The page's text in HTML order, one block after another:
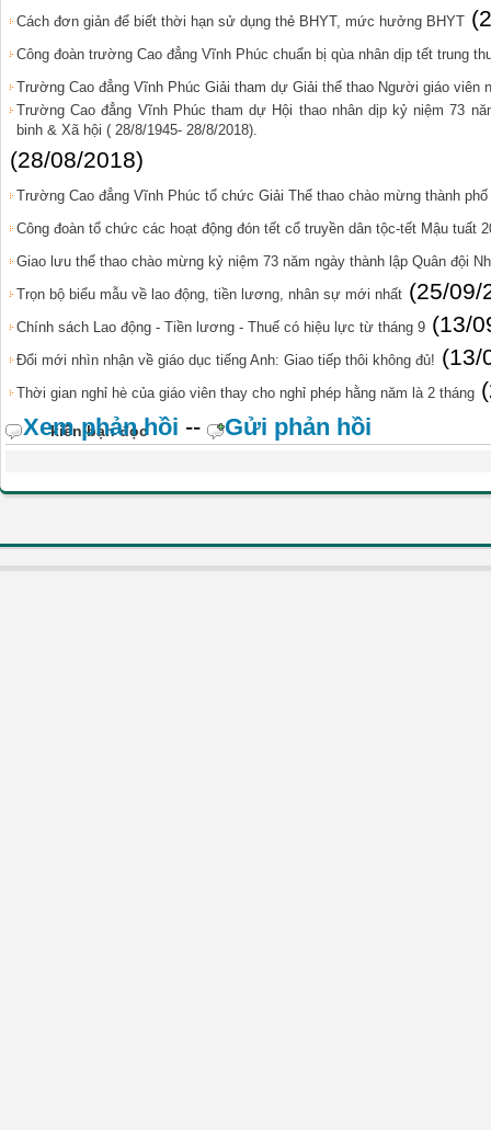
Cách đơn giản để biết thời hạn sử dụng thẻ BHYT, mức hưởng BHYT
Công đoàn trường Cao đẳng Vĩnh Phúc chuẩn bị qùa nhân dịp tết trung
Trường Cao đẳng Vĩnh Phúc Giải tham dự Giải thể thao Người giáo viên
Trường Cao đẳng Vĩnh Phúc tham dự Hội thao nhân dịp kỷ niệm 73
binh & Xã hội ( 28/8/1945- 28/8/2018).
(28/08/2018)
Trường Cao đẳng Vĩnh Phúc tổ chức Giải Thể thao chào mừng thành
Công đoàn tổ chức các hoạt động đón tết cổ truyền dân tộc-tết Mậu tuất
Giao lưu thể thao chào mừng kỷ niệm 73 năm ngày thành lập Quân đội
Trọn bộ biểu mẫu về lao động, tiền lương, nhân sự mới nhất (25/09/
Chính sách Lao động - Tiền lương - Thuế có hiệu lực từ tháng 9 (13/
Đổi mới nhìn nhận về giáo dục tiếng Anh: Giao tiếp thôi không đủ! (13/
Thời gian nghỉ hè của giáo viên thay cho nghỉ phép hằng năm là 2 tháng
kiến bạn đọc
Xem phản hồi -- Gửi phản hồi